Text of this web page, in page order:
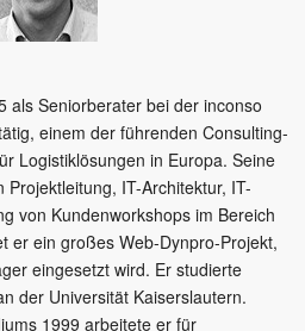
als Seniorberater bei der inconso
einem der führenden Consulting-
Logistiklösungen in Europa. Seine
IT-Architektur, IT-
von Kundenworkshops im Bereich
er ein großes Web-Dynpro-Projekt,
eingesetzt wird. Er studierte
der Universität Kaiserslautern.
1999 arbeitete er für